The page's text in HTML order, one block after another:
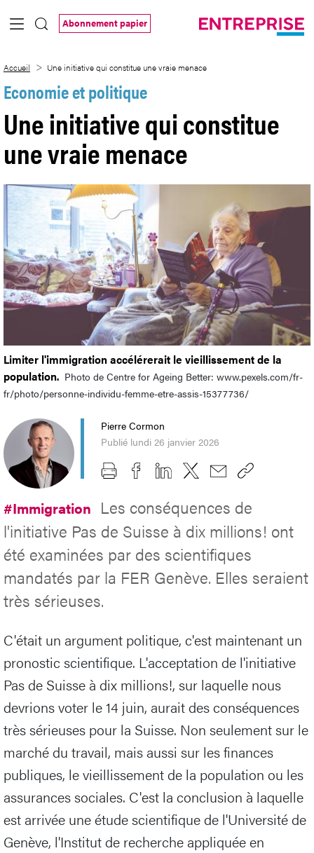
Saut au contenu principal
Abonnement papier
Accueil Une initiative qui constitue une vraie menace
Economie et politique
Une initiative qui constitue
une vraie menace
Limiter l'immigration accélérerait le vieillissement de la
population. Photo de Centre for Ageing Better: www.pexels.com/fr-
fr/photo/personne-individu-femme-etre-assis-15377736/
Pierre Cormon
Publié lundi 26 janvier 2026
#Immigration Les conséquences de
l'initiative Pas de Suisse à dix millions! ont
été examinées par des scientifiques
mandatés par la FER Genève. Elles seraient
très sérieuses.
C'était un argument politique, c'est maintenant un
pronostic scientifique. L'acceptation de l'initiative
Pas de Suisse à dix millions!, sur laquelle nous
devrions voter le 14 juin, aurait des conséquences
très sérieuses pour la Suisse. Non seulement sur le
marché du travail, mais aussi sur les finances
publiques, le vieillissement de la population ou les
assurances sociales. C'est la conclusion à laquelle
est arrivée une étude scientifique de l'Université de
Genève, l'Institut de recherche appliquée en